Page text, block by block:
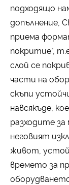
подходящо
допълнение,
приема
покритие",
слой се
части на
скъпи
навсякъде,
разходите
неговият
живот,
времето за